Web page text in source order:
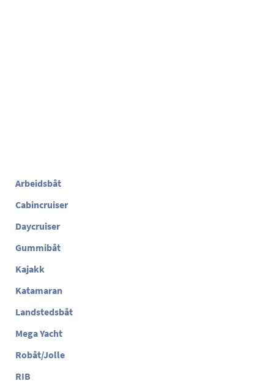
Arbeidsbåt
Cabincruiser
Daycruiser
Gummibåt
Kajakk
Katamaran
Landstedsbåt
Mega Yacht
Robåt/Jolle
RIB